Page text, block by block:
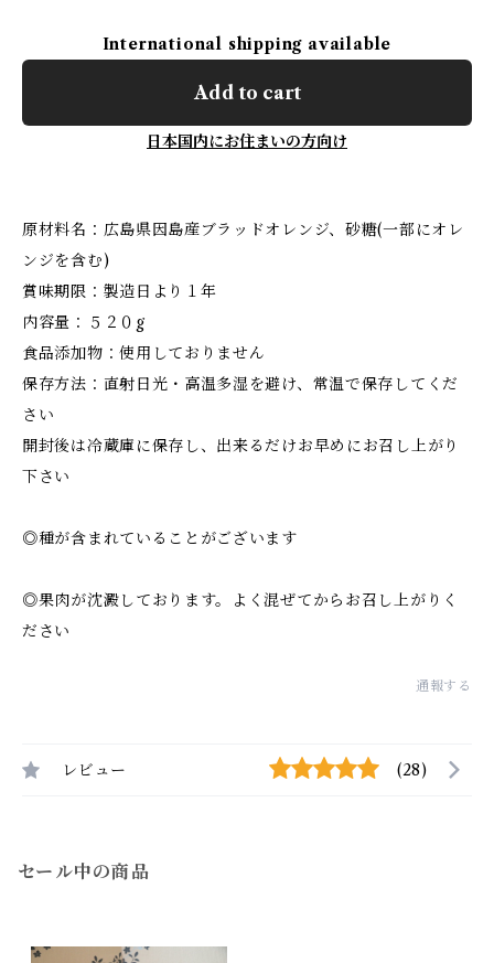
International shipping available
Add to cart
日本国内にお住まいの方向け
原材料名：広島県因島産ブラッドオレンジ、砂糖(一部にオレ
ンジを含む)
賞味期限：製造日より１年
内容量：５２０g
食品添加物：使用しておりません
保存方法：直射日光・高温多湿を避け、常温で保存してくだ
さい
開封後は冷蔵庫に保存し、出来るだけお早めにお召し上がり
下さい
◎種が含まれていることがございます
◎果肉が沈澱しております。よく混ぜてからお召し上がりく
ださい
通報する
レビュー (28)
セール中の商品